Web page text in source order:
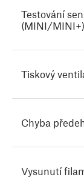
Testování
(MINI/MINI+)
Tiskový
Chyba
Vysunutí